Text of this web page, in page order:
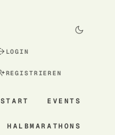
LOGIN
REGISTRIEREN
START EVENTS
HALBMARATHONS